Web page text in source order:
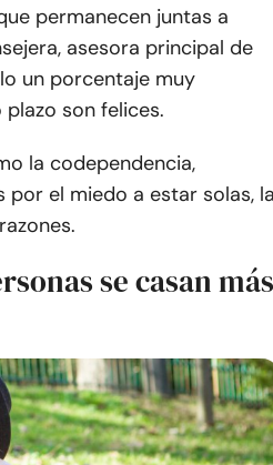
permanecen juntas a
asesora principal de
un porcentaje muy
son felices.
la codependencia,
por el miedo a estar solas,
se casan más